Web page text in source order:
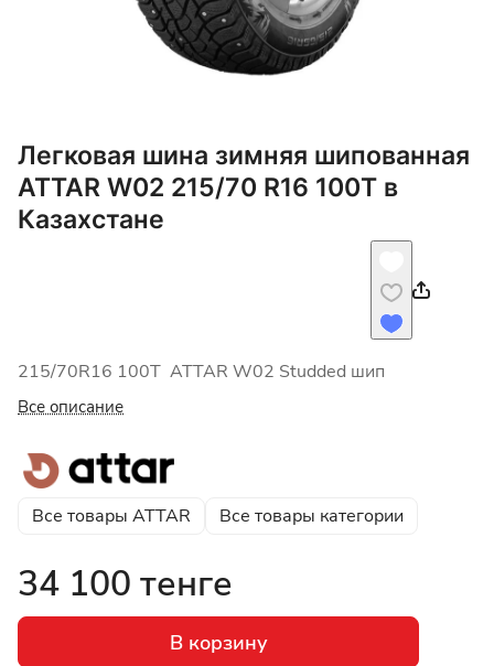
Легковая шина зимняя шипованная
ATTAR W02 215/70 R16 100T в
Казахстане
215/70R16 100Т ATTAR W02 Studded шип
Все описание
Все товары ATTAR Все товары категории
34 100 тенге
В корзину